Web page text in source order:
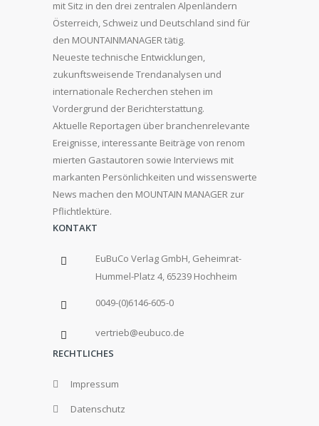
mit Sitz in den drei zentralen Alpenländern
Österreich, Schweiz und Deutschland sind für
den MOUNTAINMANAGER tätig.
Neueste technische Entwicklungen,
zukunftsweisende Trendanalysen und
internationale Recherchen stehen im
Vordergrund der Berichterstattung.
Aktuelle Reportagen über branchenrelevante
Ereignisse, interessante Beiträge von renom
mierten Gastautoren sowie Interviews mit
markanten Persönlichkeiten und wissenswerte
News machen den MOUNTAIN MANAGER zur
Pflichtlektüre.
KONTAKT
EuBuCo Verlag GmbH, Geheimrat-
Hummel-Platz 4, 65239 Hochheim
0049-(0)6146-605-0
vertrieb@eubuco.de
RECHTLICHES
Impressum
Datenschutz